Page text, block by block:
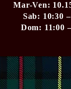
Mar-Ven:
Sab: 10:30
Dom: 11:00